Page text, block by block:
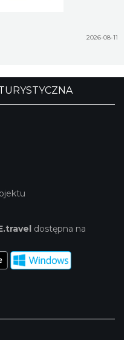
2026-08-11
dostępna na